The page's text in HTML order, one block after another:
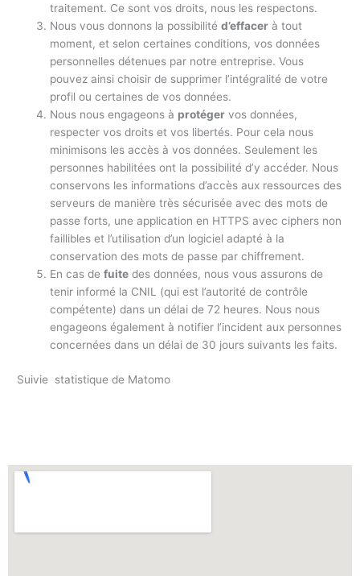
traitement. Ce sont vos droits, nous les respectons.
Nous vous donnons la possibilitéd’effacer à tout
moment, et selon certaines conditions, vos données
personnelles détenues par notre entreprise. Vous
pouvez ainsi choisir de supprimer l’intégralité de votre
profil ou certaines de vos données.
Nous nous engageons à protéger vos données,
respecter vos droits et vos libertés. Pour cela nous
minimisons les accès à vos données. Seulement les
personnes habilitées ont la possibilité d’y accéder. Nous
conservons les informations d’accès aux ressources des
serveurs de manière très sécurisée avec des mots de
passe forts, une application en HTTPS avec ciphers non
faillibles et l’utilisation d’un logiciel adapté à la
conservation des mots de passe par chiffrement.
En cas defuite des données, nous vous assurons de
tenir informé la CNIL (qui est l’autorité de contrôle
compétente) dans un délai de 72 heures. Nous nous
engageons également à notifier l’incident aux personnes
concernées dans un délai de 30 jours suivants les faits.
Suivie statistique de Matomo